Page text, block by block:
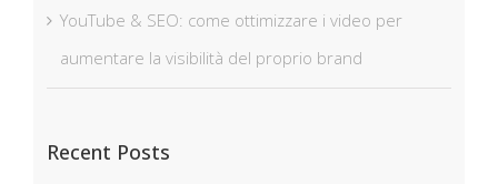
YouTube & SEO: come ottimizzare i video per
aumentare la visibilità del proprio brand
Recent Posts